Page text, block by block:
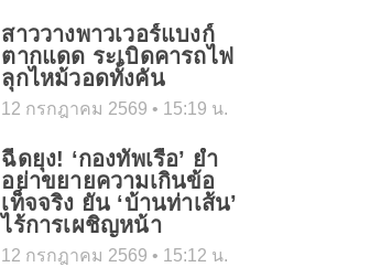
สาววางพาวเวอร์แบงก์
ตากแดด ระเบิดคารถไฟ
ลุกไหม้วอดทั้งคัน
12 กรกฎาคม 2569 15:19 น.
ฉีดยุง! ‘กองทัพเรือ’ ย้ำ
อย่าขยายความเกินข้อ
เท็จจริง ยัน ‘บ้านท่าเส้น’
ไร้การเผชิญหน้า
12 กรกฎาคม 2569 15:12 น.